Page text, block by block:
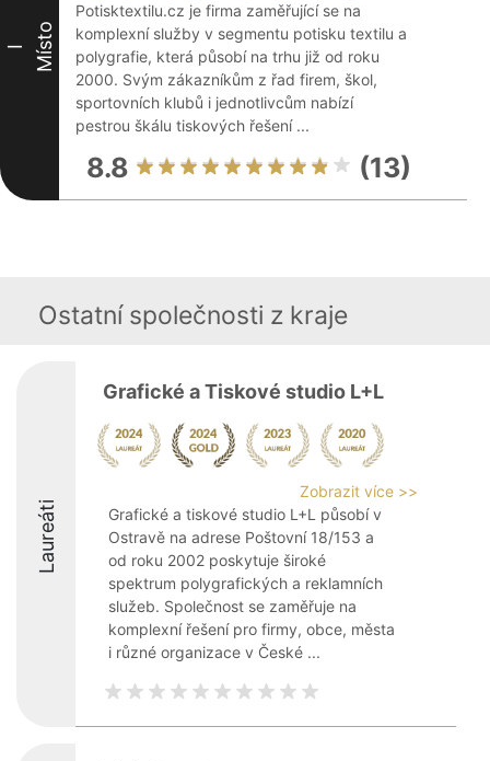
I Místo
Potisktextilu.cz je firma zaměřující se na
komplexní služby v segmentu potisku textilu a
polygrafie, která působí na trhu již od roku
2000. Svým zákazníkům z řad firem, škol,
sportovních klubů i jednotlivcům nabízí
pestrou škálu tiskových řešení ...
8.8 (13)
Ostatní společnosti z kraje
Laureáti
Grafické a Tiskové studio L+L
Zobrazit více >>
Grafické a tiskové studio L+L působí v
Ostravě na adrese Poštovní 18/153 a
od roku 2002 poskytuje široké
spektrum polygrafických a reklamních
služeb. Společnost se zaměřuje na
komplexní řešení pro firmy, obce, města
i různé organizace v České ...